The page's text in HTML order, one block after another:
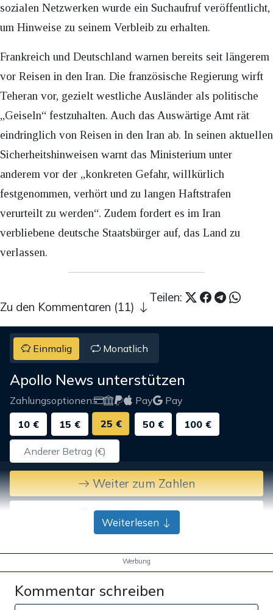
sozialen Netzwerken wurde ein Suchaufruf veröffentlicht,
um Hinweise zu seinem Verbleib zu erhalten.
Frankreich und Deutschland warnen bereits seit längerem
vor Reisen in den Iran. Die französische Regierung wirft
Teheran vor, gezielt westliche Ausländer als politische
„Geiseln“ festzuhalten. Auch das Auswärtige Amt rät
eindringlich von Reisen in den Iran ab. In seinen aktuellen
Sicherheitshinweisen warnt das Ministerium unter
anderem vor der „konkreten Gefahr, willkürlich
festgenommen, verhört und zu langen Haftstrafen
verurteilt zu werden“. Zudem fordert es im Iran
verbliebene deutsche Staatsbürger auf, das Land zu
verlassen.
Teilen:
Zu den Kommentaren (11)
Einmalig Monatlich
Apollo News unterstützen
Zahlungsoptionen: Pay
Pay
10 €
15 € 25 € 50 € 100 €
Weiter zum Zahlen
Bank-Überweisung
Weiterlesen
Werbung
Kommentar schreiben